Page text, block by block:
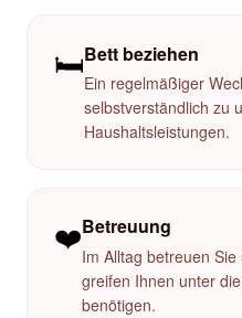
🛏️Bett beziehen
Ein regelmäßiger
selbstverständlich zu
Haushaltsleistungen.
❤️Betreuung
Im Alltag betreuen
greifen Ihnen unter
benötigen.